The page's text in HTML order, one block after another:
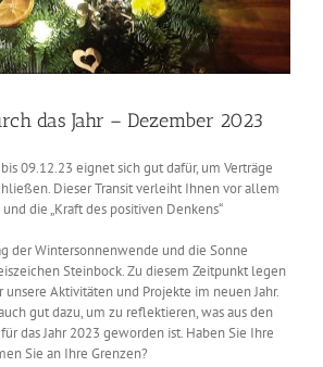
das Jahr – Dezember 2023
09.12.23 eignet sich gut dafür, um Verträge
Dieser Transit verleiht Ihnen vor allem
die „Kraft des positiven Denkens“
der Wintersonnenwende und die Sonne
Steinbock. Zu diesem Zeitpunkt legen
Aktivitäten und Projekte im neuen Jahr.
gut dazu, um zu reflektieren, was aus den
das Jahr 2023 geworden ist. Haben Sie Ihre
Sie an Ihre Grenzen?